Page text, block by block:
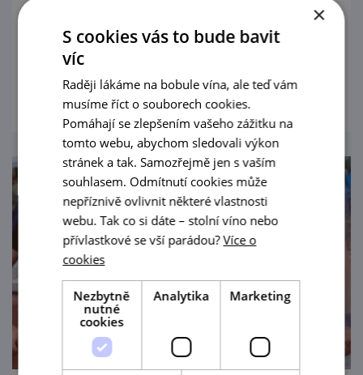
Každý týden dva vinaři a jejich útulné sklepy.
prohlédnout
×
S cookies vás to bude bavit
víc
Raději lákáme na bobule vína, ale teď vám
musíme říct o souborech cookies.
Pomáhají se zlepšením vašeho zážitku na
tomto webu, abychom sledovali výkon
stránek a tak. Samozřejmě jen s vaším
souhlasem. Odmítnutí cookies může
nepříznivě ovlivnit některé vlastnosti
webu. Tak co si dáte – stolní víno nebo
přívlastkové se vší parádou?Více o
cookies
Nezbytně
nutné
cookies
Analytika Marketing